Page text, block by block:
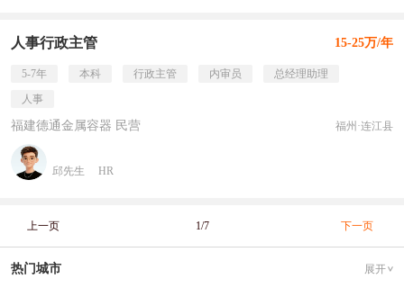
人事行政主管 15-25万/年
5-7年 本科 行政主管 内审员
总经理助理
人事
福建德通金属容器 民营 福州·连江县
邱先生 HR
上一页 1/7 下一页
热门城市 展开